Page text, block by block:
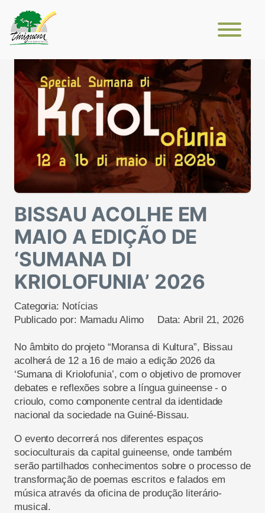
BISSAU ACOLHE EM
MAIO A EDIÇÃO DE
‘SUMANA DI
KRIOLOFUNIA’ 2026
Categoria: Notícias
Publicado por: Mamadu Alimo Data:Abril 21, 2026
No âmbito do projeto “Moransa di Kultura”, Bissau
acolherá de 12 a 16 de maio a edição 2026 da
‘Sumana di Kriolofunia’, com o objetivo de promover
debates e reflexões sobre a língua guineense - o
crioulo, como componente central da identidade
nacional da sociedade na Guiné-Bissau.
O evento decorrerá nos diferentes espaços
socioculturais da capital guineense, onde também
serão partilhados conhecimentos sobre o processo de
transformação de poemas escritos e falados em
música através da oficina de produção literário-
musical.